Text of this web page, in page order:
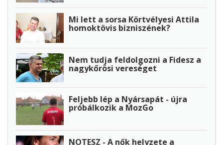
Mi lett a sorsa Körtvélyesi Attila
homoktövis bizniszének?
Nem tudja feldolgozni a Fidesz a
nagykőrösi vereséget
Feljebb lép a Nyársapát - újra
próbálkozik a MozGo
NOTESZ - A nők helyzete a